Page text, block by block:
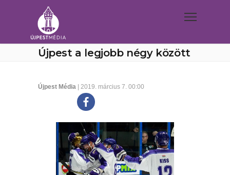
Újpest a legjobb négy között
Újpest Média | 2019. március 7. 00:00